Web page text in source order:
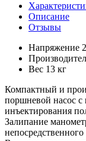
Описание
Отзывы
Напряжение
Вес 13 кг
Компактный и
поршневой насос с
инъектирования
Залипание